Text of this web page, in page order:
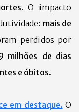
. O impacto
mais de
perdidos por
milhões de dias
e óbitos.
em destaque. O